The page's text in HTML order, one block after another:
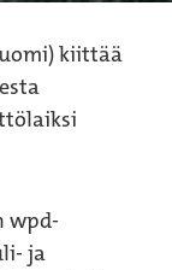
kiittää
wpd-
ja